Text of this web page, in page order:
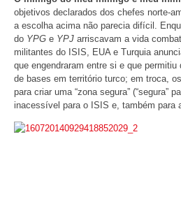
objetivos declarados dos chefes norte-
a escolha acima não parecia difícil.
do YPG e YPJ arriscavam a vida
militantes do ISIS, EUA e Turquia
que engendraram entre si e que
de bases em território turco; em troca,
para criar uma “zona segura” (“segura”
inacessível para o ISIS e, também para